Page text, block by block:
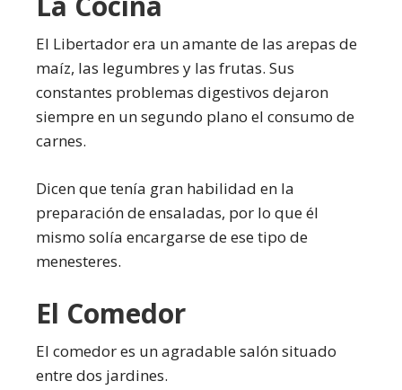
El Libertador era un amante de las arepas de
maíz, las legumbres y las frutas. Sus
constantes problemas digestivos dejaron
siempre en un segundo plano el consumo de
carnes.
Dicen que tenía gran habilidad en la
preparación de ensaladas, por lo que él
mismo solía encargarse de ese tipo de
menesteres.
El Comedor
El comedor es un agradable salón situado
entre dos jardines.